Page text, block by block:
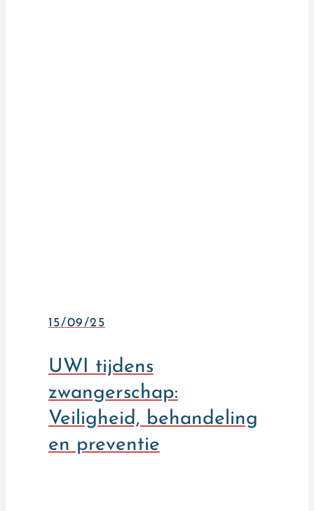
15/09/25
UWI tijdens
zwangerschap:
Veiligheid, behandeling
en preventie